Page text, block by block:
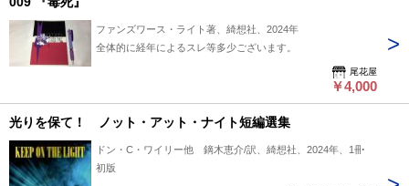
ファンズワース・ライト著、綺想社、2024年
全体的に経年によるスレ等多少ございます。
尾花屋
￥4,000
光りを保て！ ノット・アット・ナイト短編選集
ドン・C・ワイリー他 鏑木恵介/訳、綺想社、2024年、1冊
初版